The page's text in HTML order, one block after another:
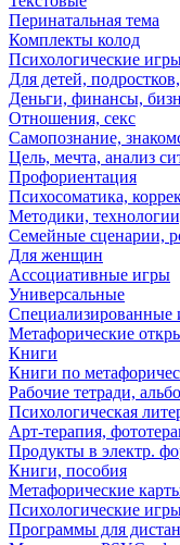
Перинатальная тема
Комплекты колод
Психологические
Для детей,
Деньги, финансы,
Отношения, секс
Самопознание,
Цель, мечта, анализ
Профориентация
Психосоматика,
Методики,
Семейные сценарии,
Для женщин
Ассоциативные игры
Универсальные
Специализированные
Метафорические
Книги
Книги по
Рабочие тетради,
Психологическая
Арт-терапия,
Продукты в электр.
Книги, пособия
Метафорические
Психологические
Программы для